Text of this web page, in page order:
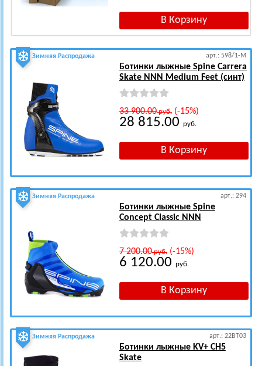
Зимняя Распродажа арт.: 598/1-M
Ботинки лыжные Spine Carrera
Skate NNN Medium Feet (синт)
33 900.00руб.(-15%)
28 815.00 руб.
Зимняя Распродажа арт.: 294
Ботинки лыжные Spine
Concept Classic NNN
7 200.00руб.(-15%)
6 120.00 руб.
Зимняя Распродажа арт.: 22BT03
Ботинки лыжные KV+ CH5
Skate